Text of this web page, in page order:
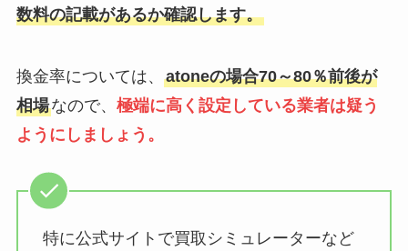
数料の記載があるか確認します。
換金率については、 atoneの場合70～80％前後が
相場なので、 極端に高く設定している業者は疑う
ようにしましょう。
特に公式サイトで買取シミュレーターなど